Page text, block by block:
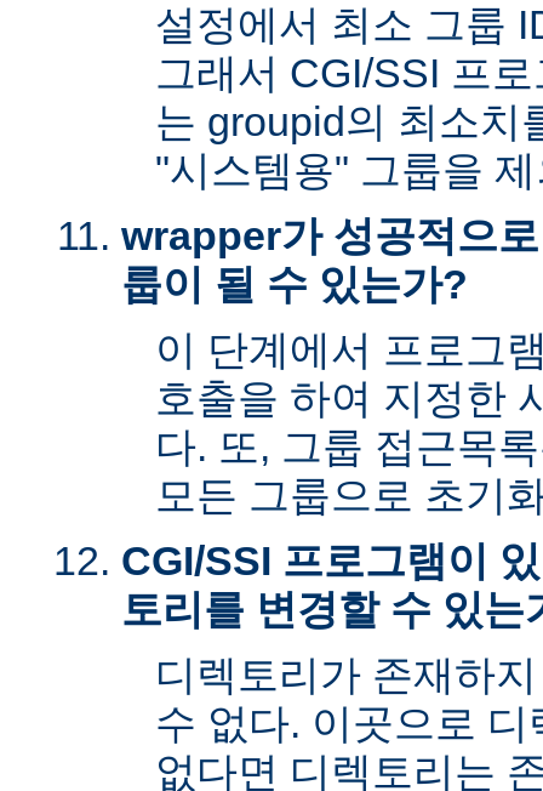
설정에서 최소 그룹
그래서 CGI/SSI 프
는 groupid의 최소치
"시스템용" 그룹을
wrapper가 성공적으
룹이 될 수 있는가?
이 단계에서 프로그
호출을 하여 지정한
다. 또, 그룹 접근목
모든 그룹으로 초기
CGI/SSI 프로그램이
토리를 변경할 수 있는
디렉토리가 존재하
수 없다. 이곳으로
없다면 디렉토리는